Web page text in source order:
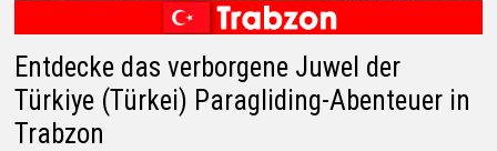
Entdecke das verborgene Juwel der
Türkiye (Türkei) Paragliding-Abenteuer in
Trabzon